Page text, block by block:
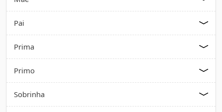
Pai
Prima
Primo
Sobrinha